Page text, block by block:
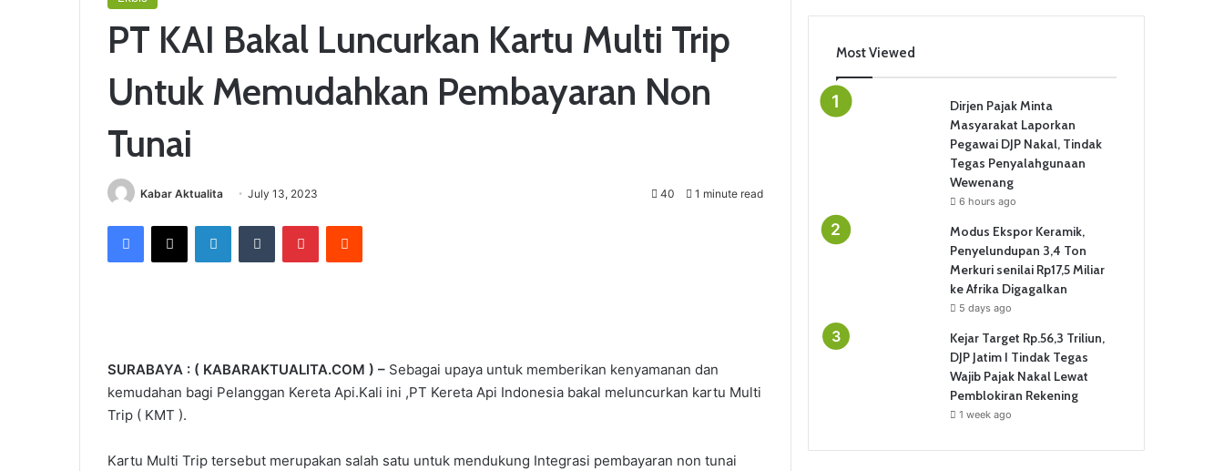
PT KAI Bakal Luncurkan Kartu Multi Trip
Untuk Memudahkan Pembayaran Non
Tunai
Kabar Aktualita July 13, 2023 40 1 minute read
SURABAYA : ( KABARAKTUALITA.COM ) – Sebagai upaya untuk memberikan kenyamanan dan
kemudahan bagi Pelanggan Kereta Api.Kali ini ,PT Kereta Api Indonesia bakal meluncurkan kartu Multi
Trip ( KMT ).
Kartu Multi Trip tersebut merupakan salah satu untuk mendukung Integrasi pembayaran non tunai
Most Viewed
Dirjen Pajak Minta
Masyarakat Laporkan
Pegawai DJP Nakal, Tindak
Tegas Penyalahgunaan
Wewenang
6 hours ago
Modus Ekspor Keramik,
Penyelundupan 3,4 Ton
Merkuri senilai Rp17,5 Miliar
ke Afrika Digagalkan
5 days ago
Kejar Target Rp.56,3 Triliun,
DJP Jatim I Tindak Tegas
Wajib Pajak Nakal Lewat
Pemblokiran Rekening
1 week ago